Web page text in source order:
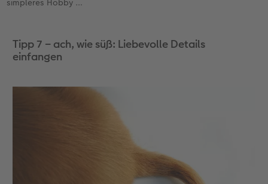
simpleres Hobby …
Tipp 7 – ach, wie süß: Liebevolle Details
einfangen